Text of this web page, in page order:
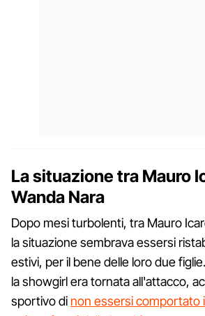
La situazione tra Mauro
Wanda Nara
Dopo mesi turbolenti, tra Mauro
la situazione sembrava essersi
estivi, per il bene delle loro due
la showgirl era tornata all'attacco,
sportivo di non essersi comportato